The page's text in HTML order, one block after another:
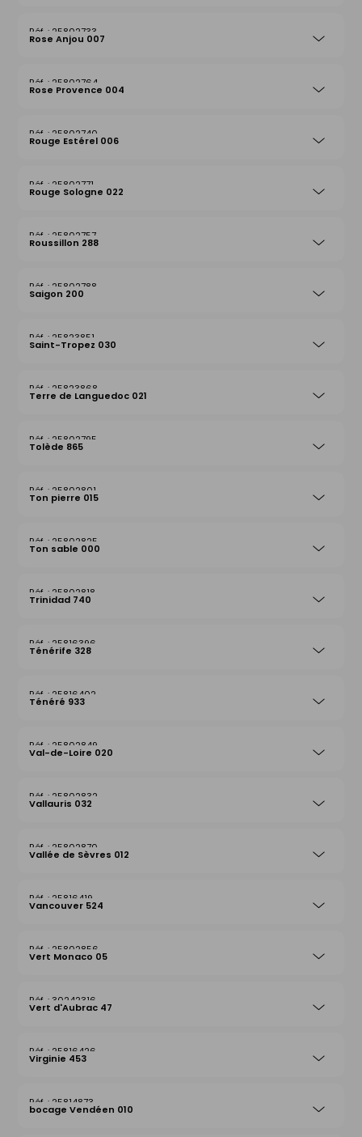
25802733
Rose Anjou 007
25802764
Rose Provence 004
25802740
Rouge Estérel 006
25802771
Rouge Sologne 022
25802757
Roussillon 288
25802788
Saigon 200
25823851
Saint-Tropez 030
25823868
Terre de Languedoc 021
25802795
Tolède 865
25802801
Ton pierre 015
25802825
Ton sable 000
25802818
Trinidad 740
25816396
Ténérife 328
25816402
Ténéré 933
25802849
Val-de-Loire 020
25802832
Vallauris 032
25802870
Vallée de Sèvres 012
25816419
Vancouver 524
25802856
Vert Monaco 05
30242316
Vert d'Aubrac 47
25816426
Virginie 453
25814873
bocage Vendéen 010